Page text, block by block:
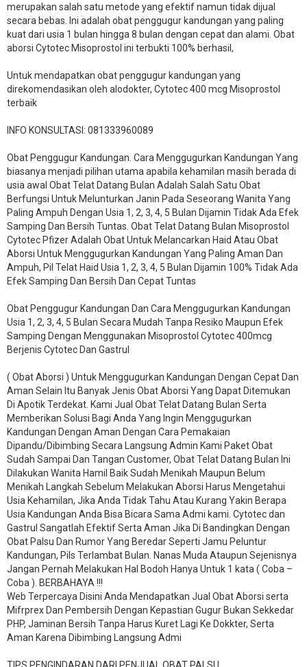
merupakan salah satu metode yang efektif namun tidak dijual
secara bebas. Ini adalah obat penggugur kandungan yang paling
kuat dari usia 1 bulan hingga 8 bulan dengan cepat dan alami. Obat
aborsi Cytotec Misoprostol ini terbukti 100% berhasil,
Untuk mendapatkan obat penggugur kandungan yang
direkomendasikan oleh alodokter, Cytotec 400 mcg Misoprostol
terbaik
INFO KONSULTASI: 081333960089
​Obat Penggugur Kandungan. Cara Menggugurkan Kandungan Yang
biasanya menjadi pilihan utama apabila kehamilan masih berada di
usia awal Obat Telat Datang Bulan Adalah Salah Satu Obat
Berfungsi Untuk Melunturkan Janin Pada Seseorang Wanita Yang
Paling Ampuh Dengan Usia 1, 2, 3, 4, 5 Bulan Dijamin Tidak Ada Efek
Samping Dan Bersih Tuntas. Obat Telat Datang Bulan Misoprostol
Cytotec Pfizer Adalah Obat Untuk Melancarkan Haid Atau Obat
Aborsi Untuk Menggugurkan Kandungan Yang Paling Aman Dan
Ampuh, Pil Telat Haid Usia 1, 2, 3, 4, 5 Bulan Dijamin 100% Tidak Ada
Efek Samping Dan Bersih Dan Cepat Tuntas
Obat Penggugur Kandungan Dan Cara Menggugurkan Kandungan
Usia 1, 2, 3, 4, 5 Bulan Secara Mudah Tanpa Resiko Maupun Efek
Samping Dengan Menggunakan Misoprostol Cytotec 400mcg
Berjenis Cytotec Dan Gastrul
( Obat Aborsi ) Untuk Menggugurkan Kandungan Dengan Cepat Dan
Aman Selain Itu Banyak Jenis Obat Aborsi Yang Dapat Ditemukan
Di Apotik Terdekat. Kami Jual Obat Telat Datang Bulan Serta
Memberikan Solusi Bagi Anda Yang Ingin Menggugurkan
Kandungan Dengan Aman Dengan Cara Pemakaian
Dipandu/Dibimbing Secara Langsung Admin Kami Paket Obat
Sudah Sampai Dan Tangan Customer, Obat Telat Datang Bulan Ini
Dilakukan Wanita Hamil Baik Sudah Menikah Maupun Belum
Menikah Langkah Sebelum Melakukan Aborsi Harus Mengetahui
Usia Kehamilan, Jika Anda Tidak Tahu Atau Kurang Yakin Berapa
Usia Kandungan Anda Bisa Bicara Sama Admi kami. Cytotec dan
Gastrul Sangatlah Efektif Serta Aman Jika Di Bandingkan Dengan
Obat Palsu Dan Rumor Yang Beredar Seperti Jamu Peluntur
Kandungan, Pils Terlambat Bulan. Nanas Muda Ataupun Sejenisnya
Jangan Pernah Melakukan Hal Bodoh Hanya Untuk 1 kata ( Coba –
Coba ). BERBAHAYA !!!
Web Terpercaya Disini Anda Mendapatkan Jual Obat Aborsi serta
Mifrprex Dan Pembersih Dengan Kepastian Gugur Bukan Sekkedar
PHP, Jaminan Bersih Tanpa Harus Kuret Lagi Ke Dokkter, Serta
Aman Karena Dibimbing Langsung Admi
TIPS PENGINDARAN DARI PENJUAL OBAT PALSU